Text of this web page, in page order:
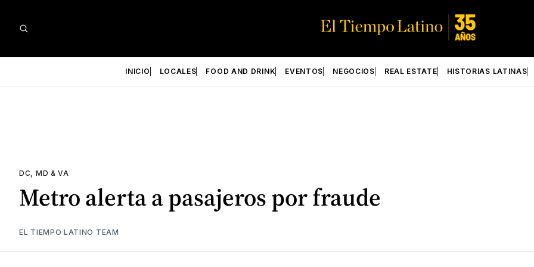
INICIO LOCALES FOOD AND DRINK EVENTOS NEGOCIOS REAL ESTATE HISTORIAS LATINAS
DC, MD & VA
Metro alerta a pasajeros por fraude
EL TIEMPO LATINO TEAM